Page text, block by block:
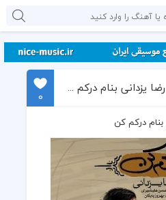
دانلود آهنگ جدید رضا یزدانی بنام درکم کن
0
بنام درکم کن